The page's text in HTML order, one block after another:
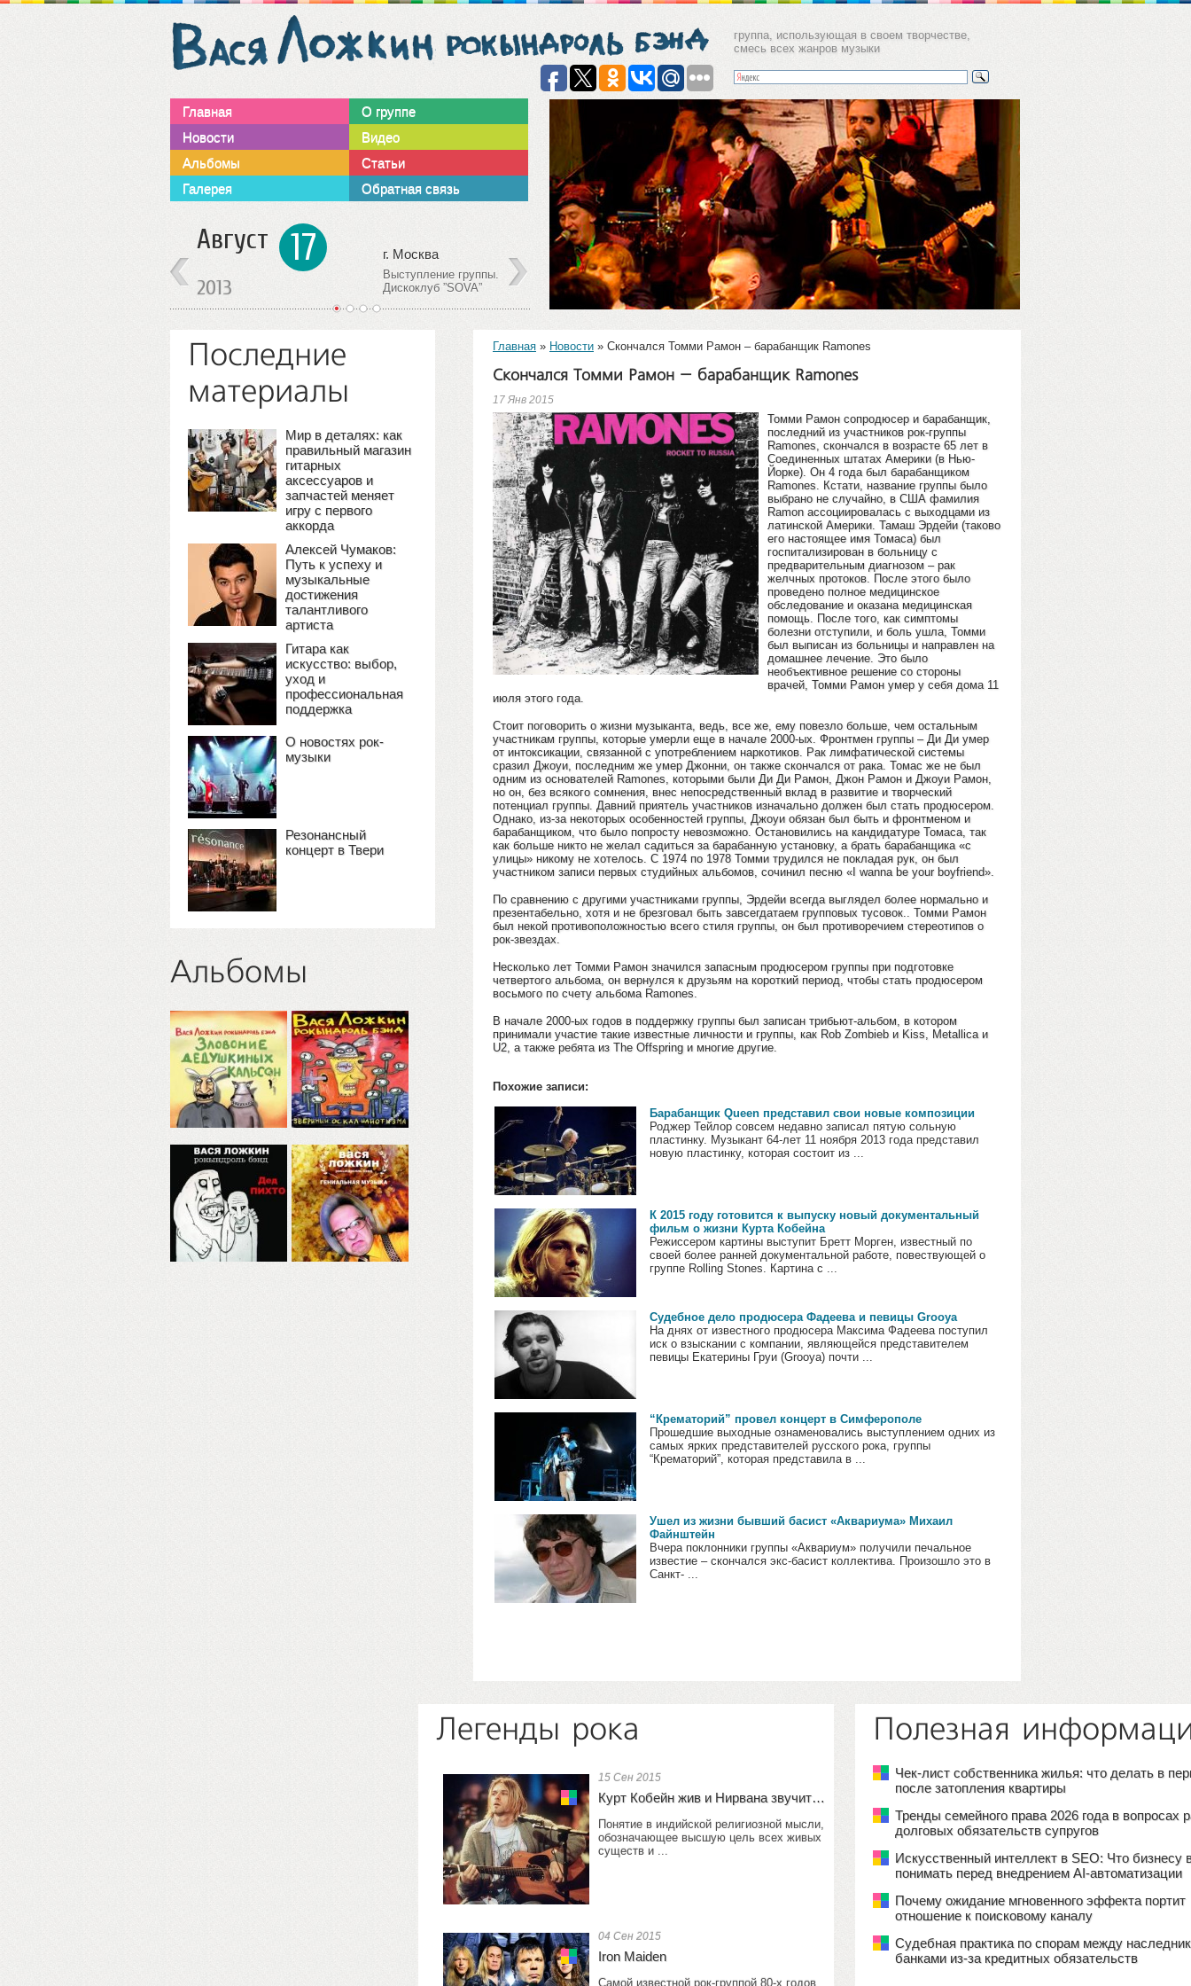
группа, использующая в своем творчестве,
смесь всех жанров музыки
Главная
Новости
Альбомы
Галерея
О группе
Видео
Статьи
Обратная связь
Октябрь 15
2013
г. Москва
Столешников пер. 11,
стр.1, Клуб Gogol'
Декабрь 09
2013
г. Москва
Столешников пер. 11,
стр.1, Клуб Gogol'
Последние
материалы
Мир в деталях: как
правильный магазин
гитарных
аксессуаров и
запчастей меняет
игру с первого
аккорда
Алексей Чумаков:
Путь к успеху и
музыкальные
достижения
талантливого
артиста
Гитара как
искусство: выбор,
уход и
профессиональная
поддержка
О новостях рок-
музыки
Резонансный
концерт в Твери
Альбомы
Главная » Новости » Скончался Томми Рамон – барабанщик Ramones
Скончался Томми Рамон – барабанщик Ramones
17 Янв 2015
Томми Рамон сопродюсер и барабанщик,
последний из участников рок-группы
Ramones, скончался в возрасте 65 лет в
Соединенных штатах Америки (в Нью-
Йорке). Он 4 года был барабанщиком
Ramones. Кстати, название группы было
выбрано не случайно, в США фамилия
Ramon ассоциировалась с выходцами из
латинской Америки. Тамаш Эрдейи (таково
его настоящее имя Томаса) был
госпитализирован в больницу с
предварительным диагнозом – рак
желчных протоков. После этого было
проведено полное медицинское
обследование и оказана медицинская
помощь. После того, как симптомы
болезни отступили, и боль ушла, Томми
был выписан из больницы и направлен на
домашнее лечение. Это было
необъективное решение со стороны
врачей, Томми Рамон умер у себя дома 11
июля этого года.
Стоит поговорить о жизни музыканта, ведь, все же, ему повезло больше, чем остальным
участникам группы, которые умерли еще в начале 2000-ых. Фронтмен группы – Ди Ди умер
от интоксикации, связанной с употреблением наркотиков. Рак лимфатической системы
сразил Джоуи, последним же умер Джонни, он также скончался от рака. Томас же не был
одним из основателей Ramones, которыми были Ди Ди Рамон, Джон Рамон и Джоуи Рамон,
но он, без всякого сомнения, внес непосредственный вклад в развитие и творческий
потенциал группы. Давний приятель участников изначально должен был стать продюсером.
Однако, из-за некоторых особенностей группы, Джоуи обязан был быть и фронтменом и
барабанщиком, что было попросту невозможно. Остановились на кандидатуре Томаса, так
как больше никто не желал садиться за барабанную установку, а брать барабанщика «с
улицы» никому не хотелось. С 1974 по 1978 Томми трудился не покладая рук, он был
участником записи первых студийных альбомов, сочинил песню «I wanna be your boyfriend».
По сравнению с другими участниками группы, Эрдейи всегда выглядел более нормально и
презентабельно, хотя и не брезговал быть завсегдатаем групповых тусовок.. Томми Рамон
был некой противоположностью всего стиля группы, он был противоречием стереотипов о
рок-звездах.
Несколько лет Томми Рамон значился запасным продюсером группы при подготовке
четвертого альбома, он вернулся к друзьям на короткий период, чтобы стать продюсером
восьмого по счету альбома Ramones.
В начале 2000-ых годов в поддержку группы был записан трибьют-альбом, в котором
принимали участие такие известные личности и группы, как Rob Zombieb и Kiss, Metallica и
U2, а также ребята из The Offspring и многие другие.
Похожие записи:
Барабанщик Queen представил свои новые композиции
Роджер Тейлор совсем недавно записал пятую сольную
пластинку. Музыкант 64-лет 11 ноября 2013 года представил
новую пластинку, которая состоит из ...
К 2015 году готовится к выпуску новый документальный
фильм о жизни Курта Кобейна
Режиссером картины выступит Бретт Морген, известный по
своей более ранней документальной работе, повествующей о
группе Rolling Stones. Картина с ...
Судебное дело продюсера Фадеева и певицы Grooya
На днях от известного продюсера Максима Фадеева поступил
иск о взыскании с компании, являющейся представителем
певицы Екатерины Груи (Grooya) почти ...
“Крематорий” провел концерт в Симферополе
Прошедшие выходные ознаменовались выступлением одних из
самых ярких представителей русского рока, группы
“Крематорий”, которая представила в ...
Ушел из жизни бывший басист «Аквариума» Михаил
Файнштейн
Вчера поклонники группы «Аквариум» получили печальное
известие – скончался экс-басист коллектива. Произошло это в
Санкт- ...
Полезная
Чек-лист собственника жилья: что делать в
после затопления квартиры
Тренды семейного права 2026 года в вопросах
долговых обязательств супругов
Искусственный интеллект в SEO: Что бизнесу
понимать перед внедрением AI-автоматизации
Почему ожидание мгновенного эффекта портит
отношение к поисковому каналу
Судебная практика по спорам между
банками из-за кредитных обязательств
Легенды рока
15 Сен 2015
Курт Кобейн жив и Нирвана звучит…
Понятие в индийской религиозной мысли,
обозначающее высшую цель всех живых
существ и ...
04 Сен 2015
Iron Maiden
Самой известной рок-группой 80-х годов